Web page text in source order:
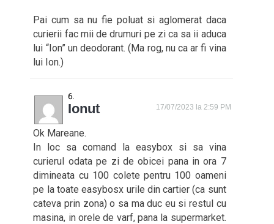
Pai cum sa nu fie poluat si aglomerat daca
curierii fac mii de drumuri pe zi ca sa ii aduca
lui “Ion” un deodorant. (Ma rog, nu ca ar fi vina
lui Ion.)
Ionut 17/07/2023 la 2:59 PM
Ok Mareane.
In loc sa comand la easybox si sa vina
curierul odata pe zi de obicei pana in ora 7
dimineata cu 100 colete pentru 100 oameni
pe la toate easybosx urile din cartier (ca sunt
cateva prin zona) o sa ma duc eu si restul cu
masina, in orele de varf, pana la supermarket.